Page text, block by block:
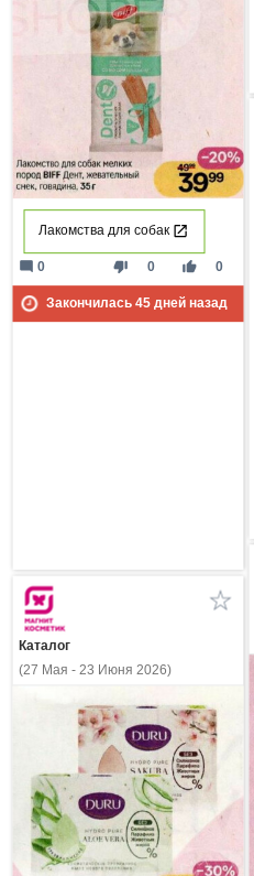
Лакомства для собак
thumb_down 0 thumb_up 0
mode_comment 0
Закончилась 45дней назад
Каталог
(27 Мая - 23 Июня 2026)